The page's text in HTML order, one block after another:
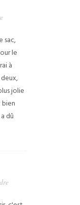
sac,
le
à
jolie
dû